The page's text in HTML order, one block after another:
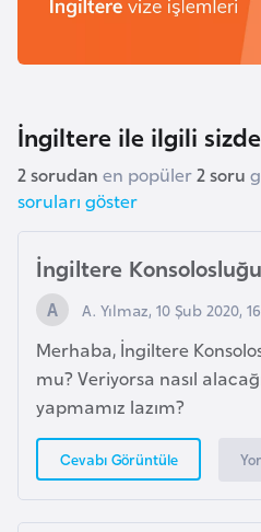
İngiltere ile ilgili
2 sorudan en popüler2 soru
soruları göster
İngiltere
A. Yılmaz, 10 Şub 2020,
Merhaba, İngiltere
mu? Veriyorsa nasıl
yapmamız lazım?
Cevabı Görüntüle
t
a
n
B
u
r
k
i
n
a
a
s